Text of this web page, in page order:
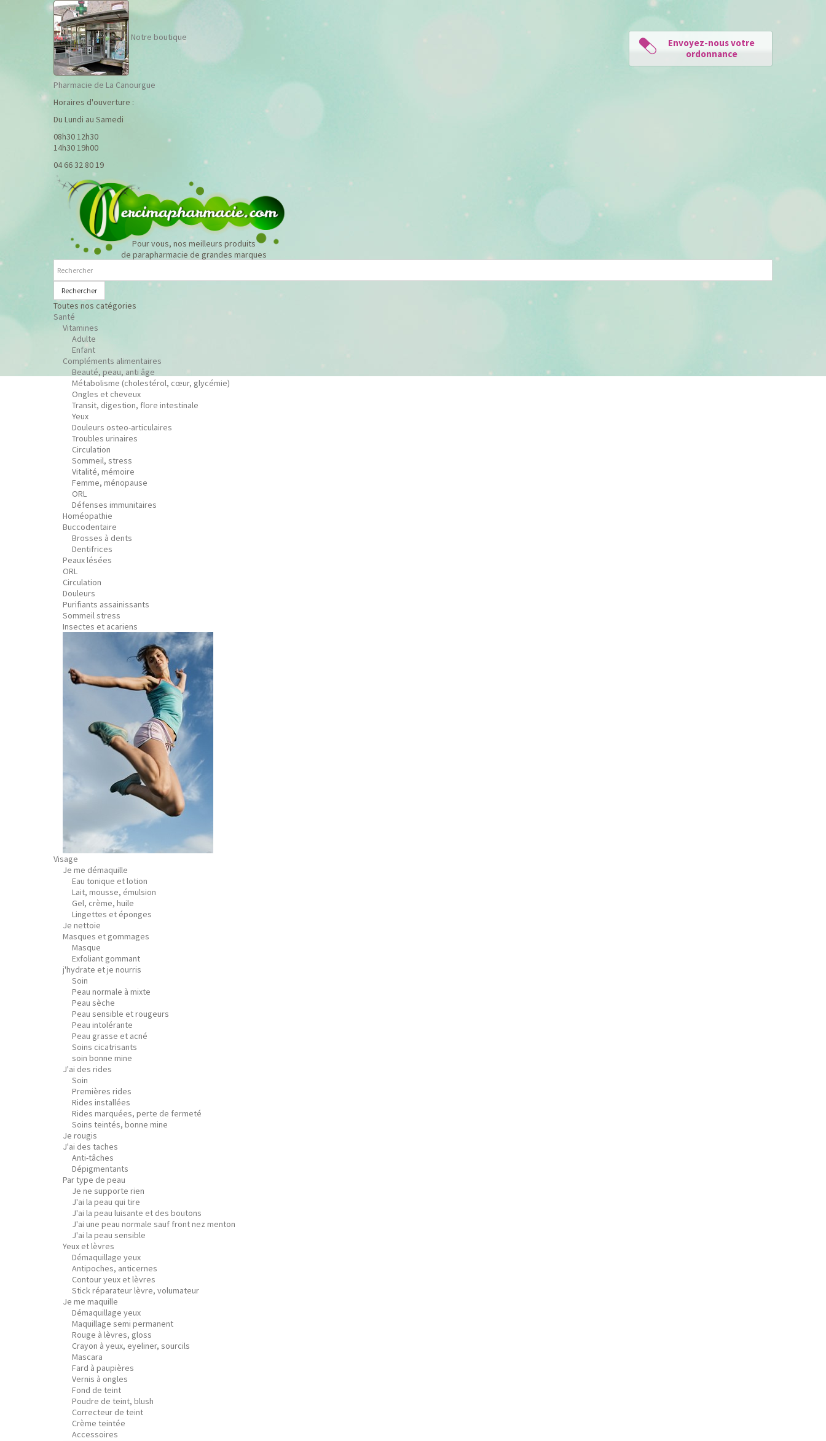
Notre boutique
Pharmacie de La Canourgue
Horaires d'ouverture :
Du Lundi au Samedi
08h30 12h30
14h30 19h00
04 66 32 80 19
Pour vous, nos meilleurs produits
de parapharmacie de grandes marques
Rechercher
Toutes nos catégories
Santé
Vitamines
Adulte
Enfant
Compléments alimentaires
Beauté, peau, anti âge
Métabolisme (cholestérol, cœur, glycémie)
Ongles et cheveux
Transit, digestion, flore intestinale
Yeux
Douleurs osteo-articulaires
Troubles urinaires
Circulation
Sommeil, stress
Vitalité, mémoire
Femme, ménopause
ORL
Défenses immunitaires
Homéopathie
Buccodentaire
Brosses à dents
Dentifrices
Peaux lésées
ORL
Circulation
Douleurs
Purifiants assainissants
Sommeil stress
Insectes et acariens
Visage
Je me démaquille
Eau tonique et lotion
Lait, mousse, émulsion
Gel, crème, huile
Lingettes et éponges
Je nettoie
Masques et gommages
Masque
Exfoliant gommant
j'hydrate et je nourris
Soin
Peau normale à mixte
Peau sèche
Peau sensible et rougeurs
Peau intolérante
Peau grasse et acné
Soins cicatrisants
soin bonne mine
J'ai des rides
Soin
Premières rides
Rides installées
Rides marquées, perte de fermeté
Soins teintés, bonne mine
Je rougis
J'ai des taches
Anti-tâches
Dépigmentants
Par type de peau
Je ne supporte rien
J'ai la peau qui tire
J'ai la peau luisante et des boutons
J'ai une peau normale sauf front nez menton
J'ai la peau sensible
Yeux et lèvres
Démaquillage yeux
Antipoches, anticernes
Contour yeux et lèvres
Stick réparateur lèvre, volumateur
Je me maquille
Démaquillage yeux
Maquillage semi permanent
Rouge à lèvres, gloss
Crayon à yeux, eyeliner, sourcils
Mascara
Fard à paupières
Vernis à ongles
Fond de teint
Poudre de teint, blush
Correcteur de teint
Crème teintée
Accessoires
Envoyez-nous votre
ordonnance